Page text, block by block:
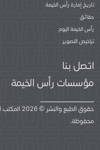
تاريخ إمارة رأس الخيمة
حقائق
رأس الخيمة اليوم
تراخيص التصوير
اتصل بنا
مؤسسات رأس الخيمة
حقوق
محفوظة.